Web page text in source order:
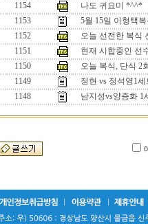
1154
나도 귀요미 *^^*
1153
5월 15일 이형택
1152
오늘 선전한 복식
1151
현재 시합중인 선
1150
오늘 복식, 단식 2
1149
정현 vs 정석영1
1148
남지성vs양증화 1